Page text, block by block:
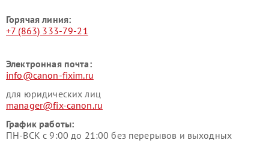
Горячая линия:
+7 (863) 333-79-21
Электронная почта:
info@canon-fixim.ru
для юридических лиц
manager@fix-canon.ru
График работы:
ПН-ВСК с 9:00 до 21:00 без перерывов и выходных